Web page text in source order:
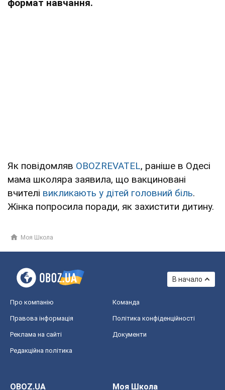
формат навчання.
Як повідомляв OBOZREVATEL, раніше в Одесі
мама школяра заявила, що вакциновані
вчителі викликають у дітей головний біль.
Жінка попросила поради, як захистити дитину.
Моя Школа
В начало
Про компанію Команда
Правова інформація Політика конфіденційності
Реклама на сайті Документи
Редакційна політика
OBOZ.UA
Моя Школа